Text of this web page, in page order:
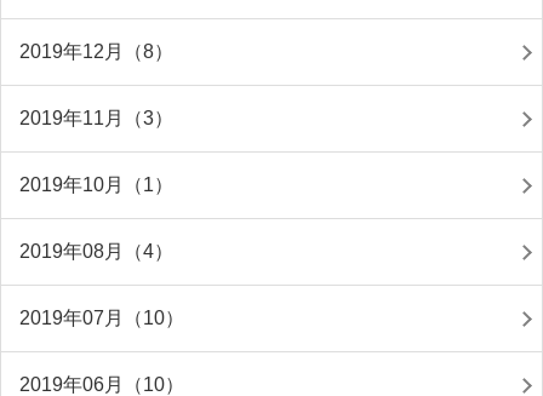
2019年12月（8）
2019年11月（3）
2019年10月（1）
2019年08月（4）
2019年07月（10）
2019年06月（10）